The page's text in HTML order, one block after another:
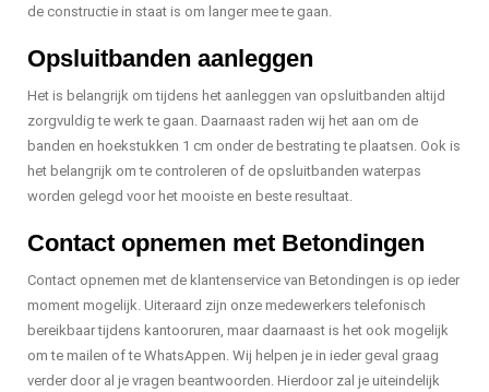
de constructie in staat is om langer mee te gaan.
Opsluitbanden aanleggen
Het is belangrijk om tijdens het aanleggen van opsluitbanden altijd
zorgvuldig te werk te gaan. Daarnaast raden wij het aan om de
banden en hoekstukken 1 cm onder de bestrating te plaatsen. Ook is
het belangrijk om te controleren of de opsluitbanden waterpas
worden gelegd voor het mooiste en beste resultaat.
Contact opnemen met Betondingen
Contact opnemen met de klantenservice van Betondingen is op ieder
moment mogelijk. Uiteraard zijn onze medewerkers telefonisch
bereikbaar tijdens kantooruren, maar daarnaast is het ook mogelijk
om te mailen of te WhatsAppen. Wij helpen je in ieder geval graag
verder door al je vragen beantwoorden. Hierdoor zal je uiteindelijk